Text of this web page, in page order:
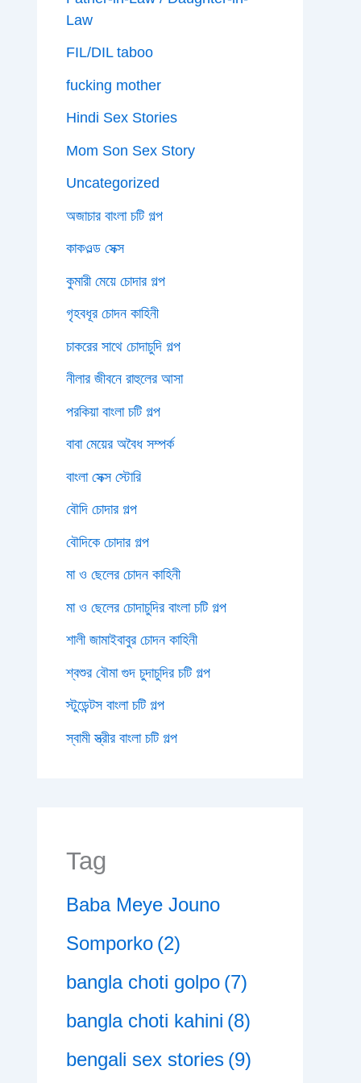
Law
FIL/DIL taboo
fucking mother
Hindi Sex Stories
Mom Son Sex Story
Uncategorized
অজাচার বাংলা চটি গল্প
কাকওল্ড সেক্স
কুমারী মেয়ে চোদার গল্প
গৃহবধূর চোদন কাহিনী
চাকরের সাথে চোদাচুদি গল্প
নীলার জীবনে রাহুলের আসা
পরকিয়া বাংলা চটি গল্প
বাবা মেয়ের অবৈধ সম্পর্ক
বাংলা সেক্স স্টোরি
বৌদি চোদার গল্প
বৌদিকে চোদার গল্প
মা ও ছেলের চোদন কাহিনী
মা ও ছেলের চোদাচুদির বাংলা চটি গল্প
শালী জামাইবাবুর চোদন কাহিনী
শ্বশুর বৌমা গুদ চুদাচুদির চটি গল্প
স্টুডেন্টস বাংলা চটি গল্প
স্বামী স্ত্রীর বাংলা চটি গল্প
Tag
Baba Meye Jouno
Somporko (2)
bangla choti golpo (7)
bangla choti kahini (8)
bengali sex stories (9)